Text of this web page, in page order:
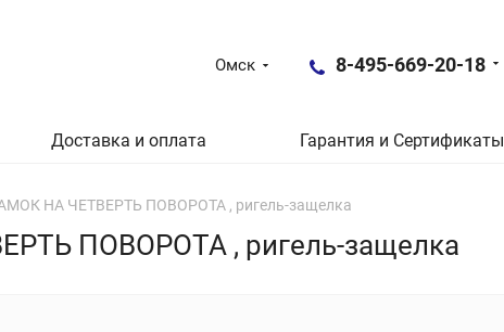
Омск 8-495-669-20-18
Доставка и оплата Гарантия и Сертификаты
НА ЧЕТВЕРТЬ ПОВОРОТА , ригель-защелка
ПОВОРОТА , ригель-защелка